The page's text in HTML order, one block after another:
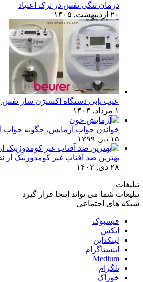
درمان تنگی نفس در ترک اعتیاد
۲۰ اردیبهشت, ۱۴۰۵
عیب یابی دستگاه اکسیژن ساز نفس
۱ مرداد, ۱۴۰۴
خواندن جواب آزمایش، چگونه جواب
۱۵ تیر, ۱۳۹۹
بهترین ضد آفتاب غیر کومدوژنیک از
۲۸ دی, ۱۴۰۲
تبلیغات
تبلیغات شما می تواند اینجا قرار گیرد
شبکه های اجتماعی
فیسبوک
ایکس
لینکداین
اینستاگرام
Medium
تلگرام
خوراک